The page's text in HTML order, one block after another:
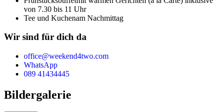
von 7.30 bis 11 Uhr
Tee und Kuchenam Nachmittag
Wir sind für dich da
office@weekend4two.com
WhatsApp
089 41434445
Bildergalerie